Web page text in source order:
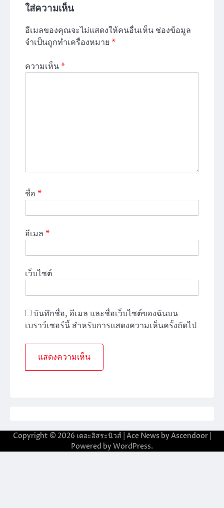
ใส่ความเห็น
อีเมลของคุณจะไม่แสดงให้คนอื่นเห็น ช่องข้อมูล
จำเป็นถูกทำเครื่องหมาย *
ความเห็น*
ชื่อ *
อีเมล *
เว็บไซต์
บันทึกชื่อ, อีเมล และชื่อเว็บไซต์ของฉันบน
เบราว์เซอร์นี้ สำหรับการแสดงความเห็นครั้งถัดไป
Copyright © 2026 เดอะอิสระนิวส์ | Ace News by Ascendoor|
Powered by WordPress.